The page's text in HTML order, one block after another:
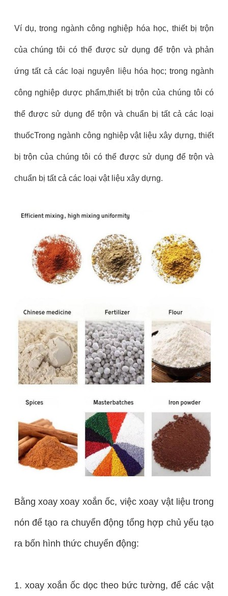
Ví dụ, trong ngành công nghiệp hóa học, thiết bị trộn
của chúng tôi có thể được sử dụng để trộn và phản
ứng tất cả các loại nguyên liệu hóa học; trong ngành
công nghiệp dược phẩm,thiết bị trộn của chúng tôi có
thể được sử dụng để trộn và chuẩn bị tất cả các loại
thuốcTrong ngành công nghiệp vật liệu xây dựng, thiết
bị trộn của chúng tôi có thể được sử dụng để trộn và
chuẩn bị tất cả các loại vật liệu xây dựng.
Bằng xoay xoay xoắn ốc, việc xoay vật liệu trong
nón để tạo ra chuyển động tổng hợp chủ yếu tạo
ra bốn hình thức chuyển động:
1. xoay xoắn ốc dọc theo bức tường, để các vật